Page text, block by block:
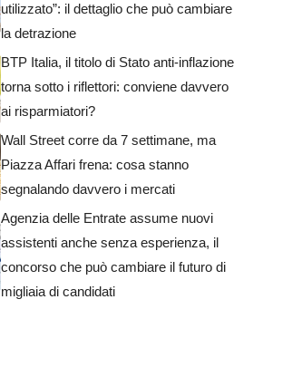
utilizzato”: il dettaglio che può cambiare
la detrazione
BTP Italia, il titolo di Stato anti-inflazione
torna sotto i riflettori: conviene davvero
ai risparmiatori?
Wall Street corre da 7 settimane, ma
Piazza Affari frena: cosa stanno
segnalando davvero i mercati
Agenzia delle Entrate assume nuovi
assistenti anche senza esperienza, il
concorso che può cambiare il futuro di
migliaia di candidati